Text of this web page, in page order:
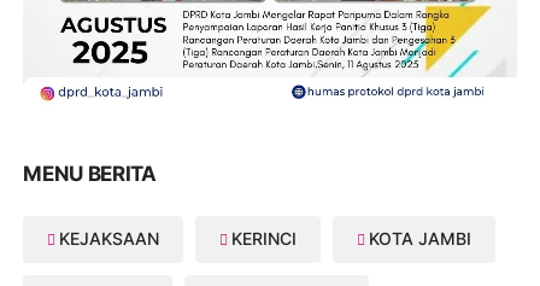
MENU BERITA
KEJAKSAAN KERINCI KOTA JAMBI